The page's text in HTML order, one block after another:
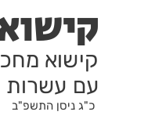
קישוא
עם עשרות
כ"ג ניסן התשפ"ב